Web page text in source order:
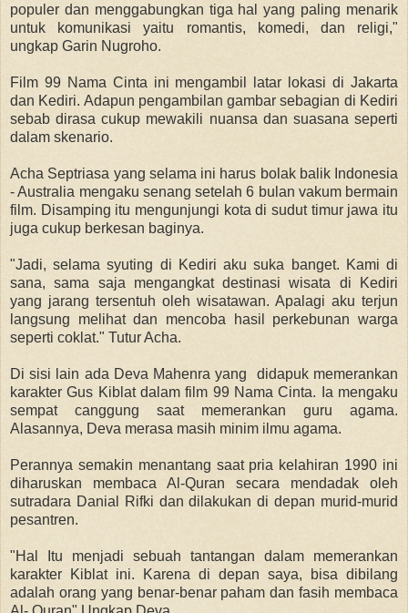
populer dan menggabungkan tiga hal yang paling menarik
untuk komunikasi yaitu romantis, komedi, dan religi,"
ungkap Garin Nugroho.
Film 99 Nama Cinta ini mengambil latar lokasi di Jakarta
dan Kediri. Adapun pengambilan gambar sebagian di Kediri
sebab dirasa cukup mewakili nuansa dan suasana seperti
dalam skenario.
Acha Septriasa yang selama ini harus bolak balik Indonesia
- Australia mengaku senang setelah 6 bulan vakum bermain
film. Disamping itu mengunjungi kota di sudut timur jawa itu
juga cukup berkesan baginya.
"Jadi, selama syuting di Kediri aku suka banget. Kami di
sana, sama saja mengangkat destinasi wisata di Kediri
yang jarang tersentuh oleh wisatawan. Apalagi aku terjun
langsung melihat dan mencoba hasil perkebunan warga
seperti coklat." Tutur Acha.
Di sisi lain ada Deva Mahenra yang didapuk memerankan
karakter Gus Kiblat dalam film 99 Nama Cinta. Ia mengaku
sempat canggung saat memerankan guru agama.
Alasannya, Deva merasa masih minim ilmu agama.
Perannya semakin menantang saat pria kelahiran 1990 ini
diharuskan membaca Al-Quran secara mendadak oleh
sutradara Danial Rifki dan dilakukan di depan murid-murid
pesantren.
"Hal Itu menjadi sebuah tantangan dalam memerankan
karakter Kiblat ini. Karena di depan saya, bisa dibilang
adalah orang yang benar-benar paham dan fasih membaca